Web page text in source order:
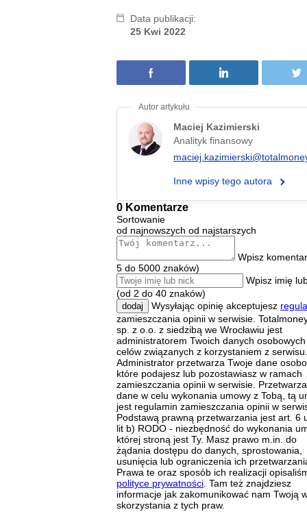
Data publikacji:
25 Kwi 2022
Maciej Kazimierski
Analityk finansowy
Inne wpisy tego autora
0 Komentarze
Sortowanie
od najnowszych od najstarszych
Wpisz
5 do 5000 znaków)
Wpisz imię
(od 2 do 40 znaków)
dodaj Wysyłając opinię akceptujesz
zamieszczania opinii w serwisie.
sp. z o.o. z siedzibą we Wrocławiu jest
administratorem Twoich danych
celów związanych z korzystaniem z serwisu.
Administrator przetwarza Twoje dane
które podajesz lub pozostawiasz w ramach
zamieszczania opinii w serwisie.
dane w celu wykonania umowy z Tobą, tą
jest regulamin zamieszczania opinii w
Podstawą prawną przetwarzania jest art. 6
lit b) RODO - niezbędność do wykonania
której stroną jest Ty. Masz prawo m.in. do
żądania dostępu do danych, sprostowania,
usunięcia lub ograniczenia ich
Prawa te oraz sposób ich realizacji
polityce prywatności. Tam też znajdziesz
informacje jak zakomunikować nam Twoją
skorzystania z tych praw.